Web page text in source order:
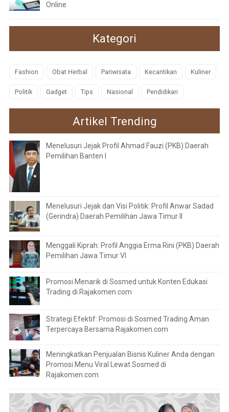
Online
Kategori
Fashion Obat Herbal Pariwisata Kecantikan Kuliner
Politik Gadget Tips Nasional Pendidikan
Artikel Trending
Menelusuri Jejak Profil Ahmad Fauzi (PKB) Daerah
Pemilihan Banten I
Menelusuri Jejak dan Visi Politik: Profil Anwar Sadad
(Gerindra) Daerah Pemilihan Jawa Timur II
Menggali Kiprah: Profil Anggia Erma Rini (PKB) Daerah
Pemilihan Jawa Timur VI
Promosi Menarik di Sosmed untuk Konten Edukasi
Trading di Rajakomen.com
Strategi Efektif: Promosi di Sosmed Trading Aman
Terpercaya Bersama Rajakomen.com
Meningkatkan Penjualan Bisnis Kuliner Anda dengan
Promosi Menu Viral Lewat Sosmed di
Rajakomen.com